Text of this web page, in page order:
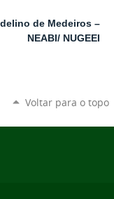
de Medeiros –
NEABI/ NUGEEI
Voltar para o topo